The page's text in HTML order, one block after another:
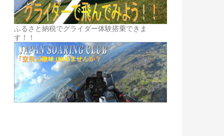
ふるさと納税でグライダー体験搭乗できま
す！！